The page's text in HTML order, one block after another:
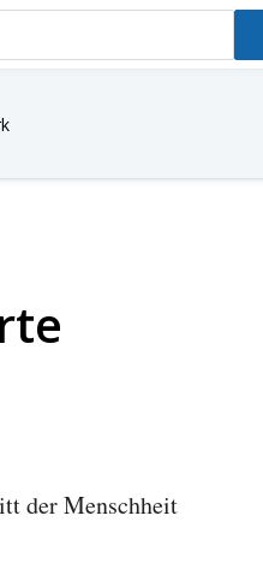
der Menschheit